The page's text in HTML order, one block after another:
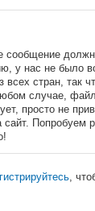
у нас не было
всех стран, так
случае,
просто не
Попробуем
,